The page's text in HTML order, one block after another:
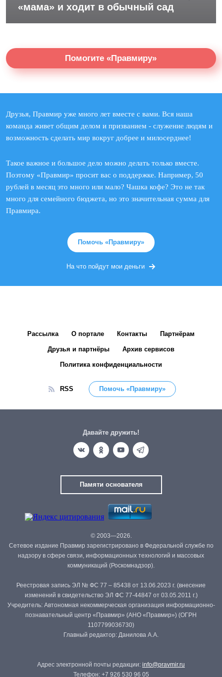
«мама» и ходит в обычный сад
Помогите «Правмиру»
Друзья, Правмир уже много лет вместе с вами. Вся наша
команда живет общим делом и призванием - служение людям и
возможность сделать мир вокруг добрее и милосерднее!
Такое важное и большое дело можно делать только вместе.
Поэтому «Правмир» просит вас о поддержке. Например, 50
рублей в месяц это много или мало? Чашка кофе? Это не так
много для семейного бюджета, но это значительная сумма для
Правмира.
Помочь «Правмиру»
На что пойдут мои деньги
Рассылка О портале Контакты Партнёрам
Друзья и партнёры Архив сервисов
Политика конфиденциальности
RSS Помочь «Правмиру»
Давайте дружить!
Памяти основателя
© 2003—2026.
Сетевое издание Правмир зарегистрировано в Федеральной службе по
надзору в сфере связи, информационных технологий и массовых
коммуникаций (Роскомнадзор).
Реестровая запись ЭЛ № ФС 77 – 85438 от 13.06.2023 г. (внесение
изменений в свидетельство ЭЛ ФС 77-44847 от 03.05.2011 г.)
Учредитель: Автономная некоммерческая организация информационно-
познавательный центр «Правмир» (АНО «Правмир») (ОГРН
1107799036730)
Главный редактор: Данилова А.А.
Адрес электронной почты редакции: info@pravmir.ru
Телефон: +7 926 530 96 05